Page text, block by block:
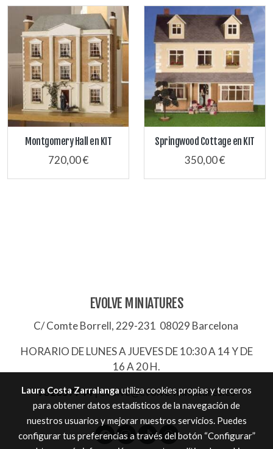
Montgomery Hall en KIT
720,00 €
Springwood Cottage en KIT
350,00 €
EVOLVE MINIATURES
C/ Comte Borrell, 229-231 08029 Barcelona
HORARIO DE LUNES A JUEVES DE 10:30 A 14 Y DE
16 A 20 H.
932657744|evolve@evolve-miniatures.es
Laura Costa Zarralanga utiliza cookies propias y terceros
para obtener datos estadísticos de la navegación de
nuestros usuarios y mejorar nuestros servicios. Puedes
configurar tus preferencias a través del botón “Configurar”